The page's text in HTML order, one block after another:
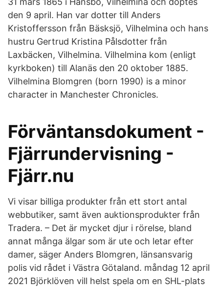
den 9 april. Han var dotter till Anders
Kristoffersson från Bäsksjö, Vilhelmina och hans
hustru Gertrud Kristina Pålsdotter från
Laxbäcken, Vilhelmina. Vilhelmina kom (enligt
kyrkboken) till Alanäs den 20 oktober 1885.
Vilhelmina Blomgren (born 1990) is a minor
character in Manchester Chronicles.
Förväntansdokument -
Fjärrundervisning -
Fjärr.nu
Vi visar billiga produkter från ett stort antal
webbutiker, samt även auktionsprodukter från
Tradera. – Det är mycket djur i rörelse, bland
annat många älgar som är ute och letar efter
damer, säger Anders Blomgren, länsansvarig
polis vid rådet i Västra Götaland. måndag 12 april
2021 Björklöven vill helst spela om en SHL-plats